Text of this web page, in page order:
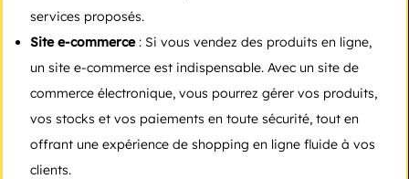
services proposés.
Site e-commerce: Si vous vendez des produits en ligne,
un site e-commerce est indispensable. Avec un site de
commerce électronique, vous pourrez gérer vos produits,
vos stocks et vos paiements en toute sécurité, tout en
offrant une expérience de shopping en ligne fluide à vos
clients.